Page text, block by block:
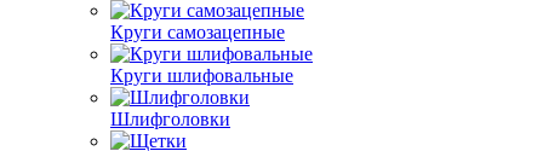
Круги самозацепные
Круги шлифовальные
Шлифголовки